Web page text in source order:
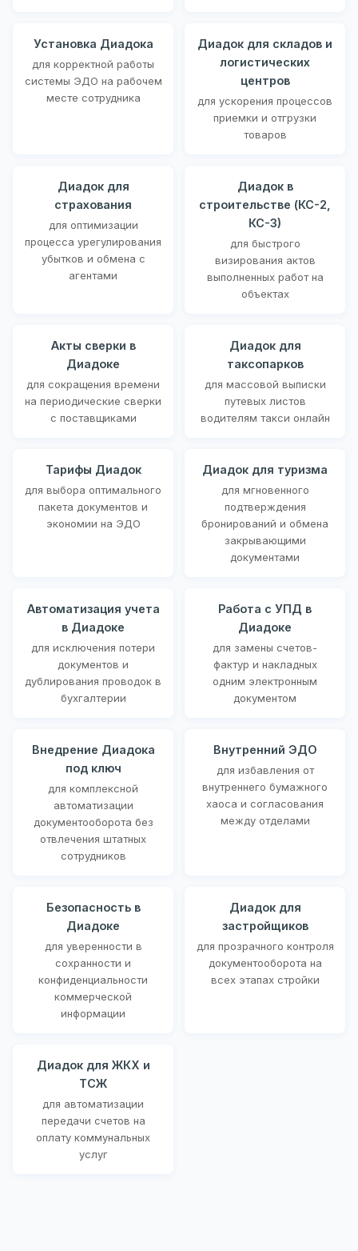
Установка Диадока
для корректной работы
системы ЭДО на рабочем
месте сотрудника
Диадок для складов и
логистических
центров
для ускорения процессов
приемки и отгрузки
товаров
Диадок для
страхования
для оптимизации
процесса урегулирования
убытков и обмена с
агентами
Диадок в
строительстве (КС-2,
КС-3)
для быстрого
визирования актов
выполненных работ на
объектах
Акты сверки в
Диадоке
для сокращения времени
на периодические сверки
с поставщиками
Диадок для
таксопарков
для массовой выписки
путевых листов
водителям такси онлайн
Тарифы Диадок
для выбора оптимального
пакета документов и
экономии на ЭДО
Диадок для туризма
для мгновенного
подтверждения
бронирований и обмена
закрывающими
документами
Автоматизация учета
в Диадоке
для исключения потери
документов и
дублирования проводок в
бухгалтерии
Работа с УПД в
Диадоке
для замены счетов-
фактур и накладных
одним электронным
документом
Внедрение Диадока
под ключ
для комплексной
автоматизации
документооборота без
отвлечения штатных
сотрудников
Внутренний ЭДО
для избавления от
внутреннего бумажного
хаоса и согласования
между отделами
Безопасность в
Диадоке
для уверенности в
сохранности и
конфиденциальности
коммерческой
информации
Диадок для
застройщиков
для прозрачного контроля
документооборота на
всех этапах стройки
Диадок для ЖКХ и
ТСЖ
для автоматизации
передачи счетов на
оплату коммунальных
услуг